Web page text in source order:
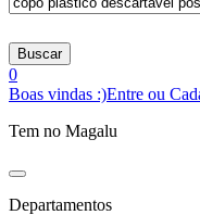
Buscar
0
Boas vindas :)Entre ou
Tem no Magalu
Departamentos